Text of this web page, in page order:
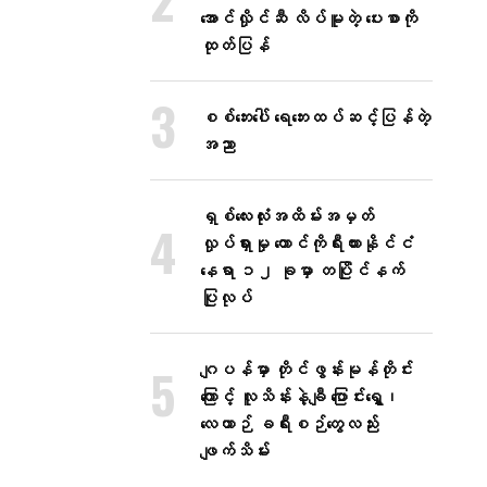
အောင်လှိုင်ဆီ လိပ်မူတဲ့ ပေးစာကို
ထုတ်ပြန်
စစ်ဘေးပေါ် ရေဘေးထပ်ဆင့်ပြန်တဲ့
အညာ
ရှစ်လေးလုံးအထိမ်းအမှတ်
လှုပ်ရှားမှု တောင်ကိုရီးယားနိုင်ငံ
နေရာ ၁၂ ခုမှာ တပြိုင်နက်
ပြုလုပ်
ဂျပန်မှာ တိုင်ဖွန်းမုန်တိုင်း
ကြောင့် လူသိန်းနဲ့ချီ ပြောင်းရွှေ့၊
လေယာဉ် ခရီးစဉ်တွေလည်း
ဖျက်သိမ်း